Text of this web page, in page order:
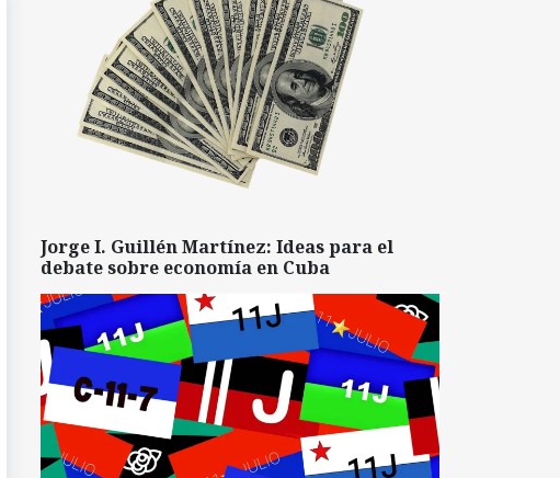
Jorge I. Guillén Martínez: Ideas para el
debate sobre economía en Cuba